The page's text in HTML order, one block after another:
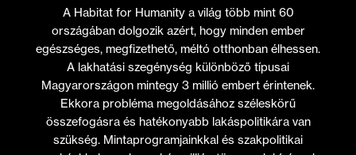
A Habitat for Humanity a világ több mint 60
országában dolgozik azért, hogy minden ember
egészséges, megfizethető, méltó otthonban élhessen.
A lakhatási szegénység különböző típusai
Magyarországon mintegy 3 millió embert érintenek.
Ekkora probléma megoldásához széleskörű
összefogásra és hatékonyabb lakáspolitikára van
szükség. Mintaprogramjainkkal és szakpolitikai